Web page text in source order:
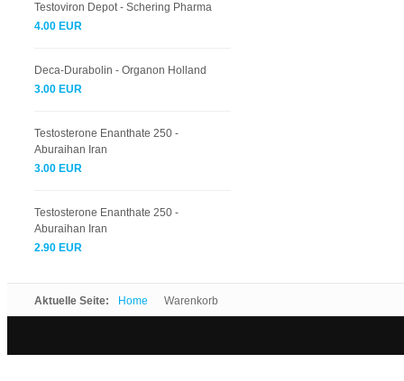
Testoviron Depot - Schering Pharma
4.00 EUR
Deca-Durabolin - Organon Holland
3.00 EUR
Testosterone Enanthate 250 -
Aburaihan Iran
3.00 EUR
Testosterone Enanthate 250 -
Aburaihan Iran
2.90 EUR
Aktuelle Seite: Home Warenkorb